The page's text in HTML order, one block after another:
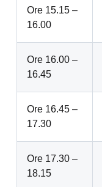
Ore 15.15 –
16.00
Ore 16.00 –
16.45
Ore 16.45 –
17.30
Ore 17.30 –
18.15